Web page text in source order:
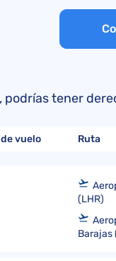
podrías tener
vuelo Ruta
(LHR)
Barajas